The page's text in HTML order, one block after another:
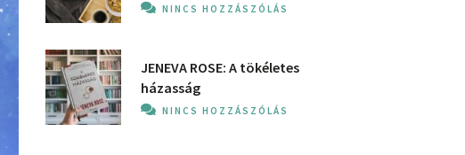
NINCS HOZZÁSZÓLÁS
JENEVA ROSE: A ​tökéletes
házasság
NINCS HOZZÁSZÓLÁS